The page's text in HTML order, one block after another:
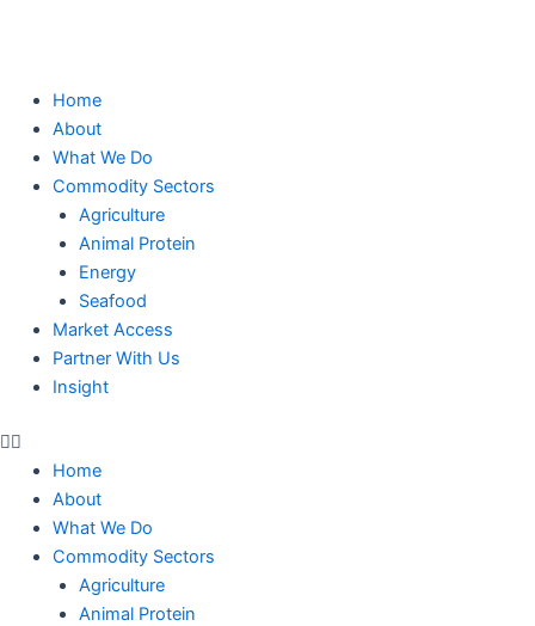
Home
About
What We Do
Commodity Sectors
Agriculture
Animal Protein
Energy
Seafood
Market Access
Partner With Us
Insight
Home
About
What We Do
Commodity Sectors
Agriculture
Animal Protein